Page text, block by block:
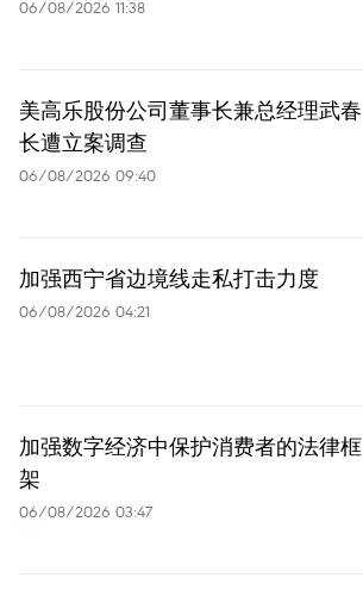
06/08/2026 11:38
美高乐股份公司董事长兼总经理武春
长遭立案调查
06/08/2026 09:40
加强西宁省边境线走私打击力度
06/08/2026 04:21
加强数字经济中保护消费者的法律框
架
06/08/2026 03:47